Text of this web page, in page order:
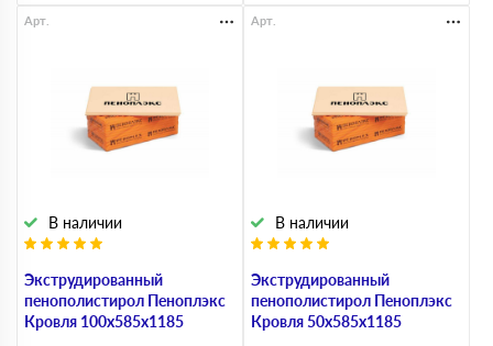
Экструдированный
пенополистирол Пеноплэкс
Кровля 100х585х1185
В наличии
Арт.
Экструдированный
пенополистирол Пеноплэкс
Кровля 50х585х1185
В наличии
Арт.